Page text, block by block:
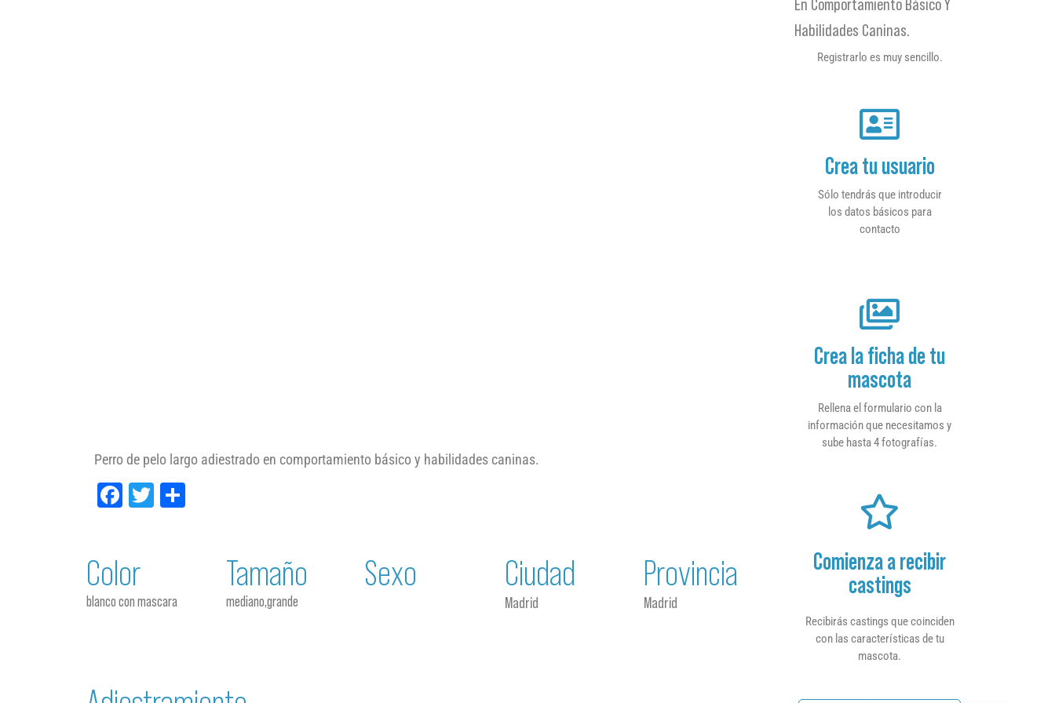
Perro de pelo largo adiestrado en comportamiento básico y habilidades caninas.
Facebook
Twitter
Color
blanco con mascara
Tamaño
mediano,grande
Sexo Ciudad
Madrid
Provincia
Madrid
En Comportamiento Básico Y
Habilidades Caninas.
Registrarlo es muy sencillo.
Crea tu usuario
Sólo tendrás que introducir
los datos básicos para
contacto
Crea la ficha de tu
mascota
Rellena el formulario con la
información que necesitamos y
sube hasta 4 fotografías.
Comienza a recibir
castings
Recibirás castings que coinciden
con las características de tu
mascota.